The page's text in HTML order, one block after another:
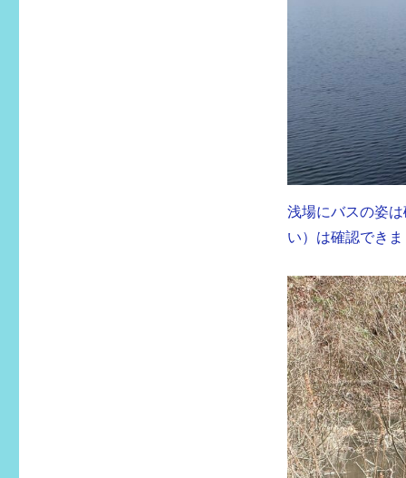
浅場にバスの姿
い）は確認でき